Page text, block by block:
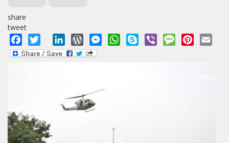
share
tweet
Facebook
Twitter LinkedInWordPressMessengerWhatsApp
Skype Viber MessagePinterest